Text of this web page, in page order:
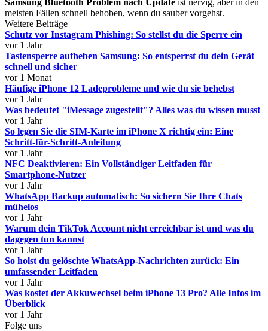
Samsung Bluetooth Problem nach Update ist nervig, aber in den
meisten Fällen schnell behoben, wenn du sauber vorgehst.
Weitere Beiträge
Schutz vor Instagram Phishing: So stellst du die Sperre ein
vor 1 Jahr
Tastensperre aufheben Samsung: So entsperrst du dein Gerät
schnell und sicher
vor 1 Monat
Häufige iPhone 12 Ladeprobleme und wie du sie behebst
vor 1 Jahr
Was bedeutet "iMessage zugestellt"? Alles was du wissen musst
vor 1 Jahr
So legen Sie die SIM-Karte im iPhone X richtig ein: Eine
Schritt-für-Schritt-Anleitung
vor 1 Jahr
NFC Deaktivieren: Ein Vollständiger Leitfaden für
Smartphone-Nutzer
vor 1 Jahr
WhatsApp Backup automatisch: So sichern Sie Ihre Chats
mühelos
vor 1 Jahr
Warum dein TikTok Account nicht erreichbar ist und was du
dagegen tun kannst
vor 1 Jahr
So holst du gelöschte WhatsApp-Nachrichten zurück: Ein
umfassender Leitfaden
vor 1 Jahr
Was kostet der Akkuwechsel beim iPhone 13 Pro? Alle Infos im
Überblick
vor 1 Jahr
Folge uns